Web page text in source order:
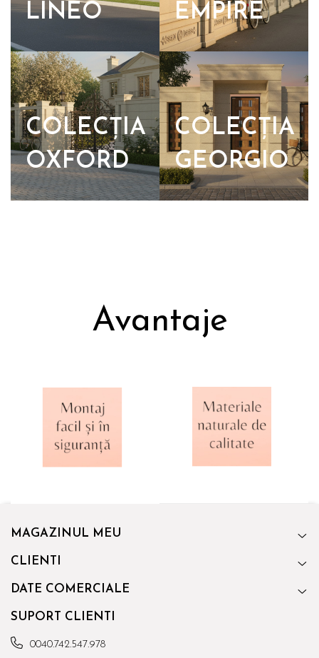
LINEO
EMPIRE
COLECȚIA
OXFORD
COLECȚIA
GEORGIO
Avantaje
MAGAZINUL MEU
CLIENTI
DATE COMERCIALE
SUPORT CLIENTI
0040.742.547.978